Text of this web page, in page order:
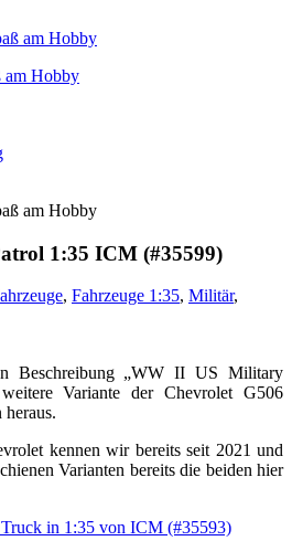
am Hobby
1:35 ICM (#35599)
, Fahrzeuge 1:35, Militär,
Beschreibung „WW II US Military
Variante der Chevrolet G506
kennen wir bereits seit 2021 und
Varianten bereits die beiden hier
in 1:35 von ICM (#35593)